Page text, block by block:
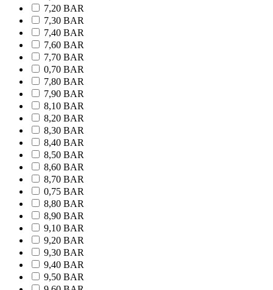
7,20 BAR
7,30 BAR
7,40 BAR
7,60 BAR
7,70 BAR
0,70 BAR
7,80 BAR
7,90 BAR
8,10 BAR
8,20 BAR
8,30 BAR
8,40 BAR
8,50 BAR
8,60 BAR
8,70 BAR
0,75 BAR
8,80 BAR
8,90 BAR
9,10 BAR
9,20 BAR
9,30 BAR
9,40 BAR
9,50 BAR